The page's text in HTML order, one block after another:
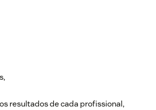
resultados de cada profissional,